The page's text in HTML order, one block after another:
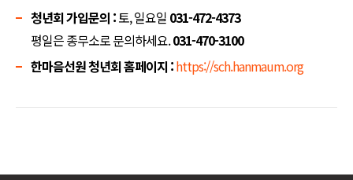
청년회 가입문의 :토, 일요일 031-472-4373
평일은 종무소로 문의하세요.031-470-3100
한마음선원 청년회 홈페이지 :https://sch.hanmaum.org